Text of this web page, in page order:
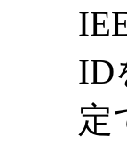
ID
定